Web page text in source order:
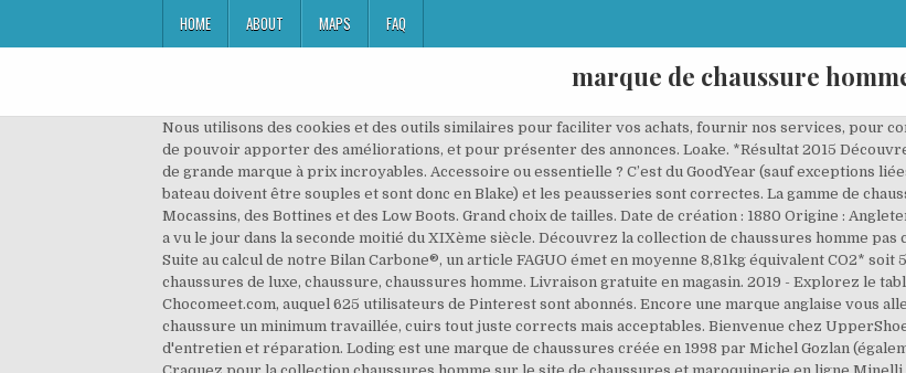
HOME ABOUT MAPS FAQ
marque de chaussure
Nous utilisons des cookies et des outils similaires pour faciliter vos achats, fournir nos services, pour
de pouvoir apporter des améliorations, et pour présenter des annonces. Loake. *Résultat 2015
de grande marque à prix incroyables. Accessoire ou essentielle ? C’est du GoodYear (sauf exceptions
bateau doivent être souples et sont donc en Blake) et les peausseries sont correctes. La gamme de
Mocassins, des Bottines et des Low Boots. Grand choix de tailles. Date de création : 1880 Origine :
a vu le jour dans la seconde moitié du XIXème siècle. Découvrez la collection de chaussures homme pas
Suite au calcul de notre Bilan Carbone®, un article FAGUO émet en moyenne 8,81kg équivalent CO2*
chaussures de luxe, chaussure, chaussures homme. Livraison gratuite en magasin. 2019 - Explorez le
Chocomeet.com, auquel 625 utilisateurs de Pinterest sont abonnés. Encore une marque anglaise vous
chaussure un minimum travaillée, cuirs tout juste corrects mais acceptables. Bienvenue chez
d'entretien et réparation. Loding est une marque de chaussures créée en 1998 par Michel Gozlan